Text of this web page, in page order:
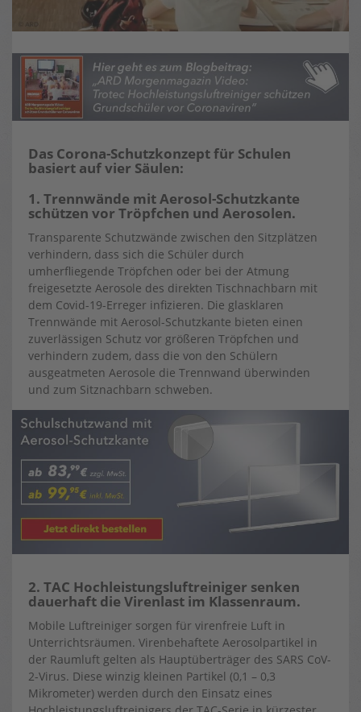
Das Corona-Schutzkonzept für Schulen
basiert auf vier Säulen:
1. Trennwände mit Aerosol-Schutzkante
schützen vor Tröpfchen und Aerosolen.
Transparente Schutzwände zwischen den Sitzplätzen
verhindern, dass sich die Schüler durch
umherfliegende Tröpfchen oder bei der Atmung
freigesetzte Aerosole des direkten Tischnachbarn mit
dem Covid-19-Erreger infizieren. Die glasklaren
Trennwände mit Aerosol-Schutzkante bieten einen
zuverlässigen Schutz vor größeren Tröpfchen und
verhindern zudem, dass die von den Schülern
ausgeatmeten Aerosole die Trennwand überwinden
und zum Sitznachbarn schweben.
2. TAC Hochleistungsluftreiniger senken
dauerhaft die Virenlast im Klassenraum.
Mobile Luftreiniger sorgen für virenfreie Luft in
Unterrichtsräumen. Virenbehaftete Aerosolpartikel in
der Raumluft gelten als Hauptüberträger des SARS CoV-
2-Virus. Diese winzig kleinen Partikel (0,1 – 0,3
Mikrometer) werden durch den Einsatz eines